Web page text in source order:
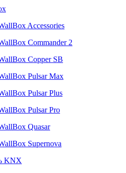
Accessories
Commander 2
Copper SB
Pulsar Max
Pulsar Plus
Pulsar Pro
Quasar
Supernova
KNX